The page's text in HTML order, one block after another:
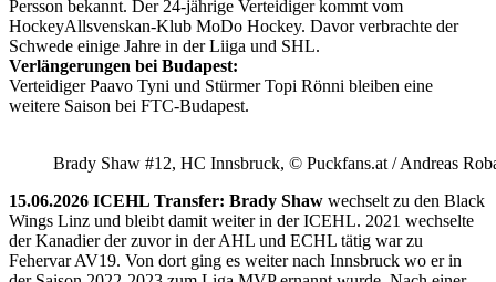
Persson bekannt. Der 24-jährige Verteidiger kommt vom
HockeyAllsvenskan-Klub MoDo Hockey. Davor verbrachte der
Schwede einige Jahre in der Liiga und SHL.
Verlängerungen bei Budapest:
Verteidiger Paavo Tyni und Stürmer Topi Rönni bleiben eine
weitere Saison bei FTC-Budapest.
Brady Shaw #12, HC Innsbruck, © Puckfans.at / Andreas
15.06.2026 ICEHL Transfer: Brady Shaw wechselt zu den Black
Wings Linz und bleibt damit weiter in der ICEHL. 2021 wechselte
der Kanadier der zuvor in der AHL und ECHL tätig war zu
Fehervar AV19. Von dort ging es weiter nach Innsbruck wo er in